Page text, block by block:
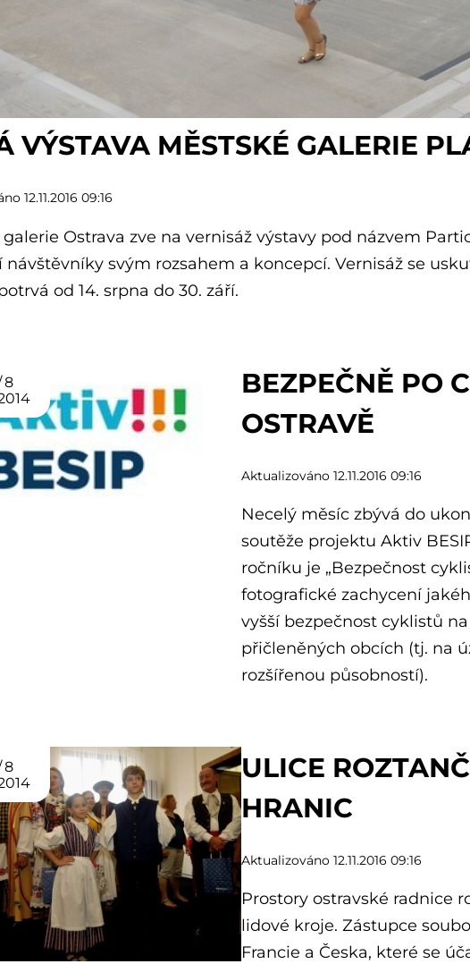
VÝSTAVA MĚSTSKÉ GALERIE
12.11.2016 09:16
Ostrava zve na vernisáž výstavy pod názvem
svým rozsahem a koncepcí. Vernisáž se
od 14. srpna do 30. září.
8
BEZPEČNĚ PO
OSTRAVĚ
Aktualizováno 12.11.2016 09:16
Necelý měsíc zbývá do
soutěže projektu Aktiv
ročníku je „Bezpečnost
fotografické zachycení
vyšší bezpečnost cyklistů
přičleněných obcích (tj. na
rozšířenou působností).
8
ULICE
HRANIC
Aktualizováno 12.11.2016 09:16
Prostory ostravské radnice
lidové kroje. Zástupce
Francie a Česka, které se